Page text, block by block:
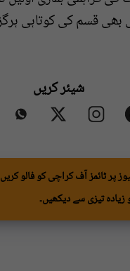
قسم کی کوتاہی
شیئر کریں
پر ٹائمز آف کراچی کو فالو
زیادہ تیزی سے دیکھیں۔